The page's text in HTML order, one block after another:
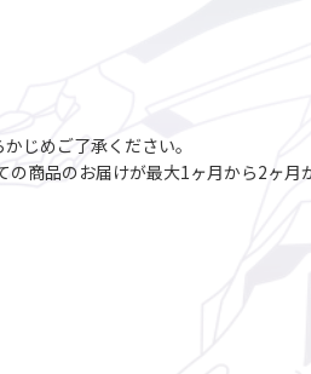
じめご了承ください。
商品のお届けが最大1ヶ月から2ヶ月